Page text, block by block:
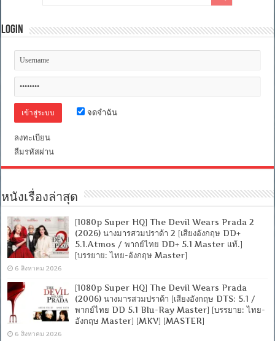
ผี
อังกฤษ
/
[MKV]
Login
จดจำฉัน
ลงทะเบียน
ลืมรหัสผ่าน
หนังเรื่องล่าสุด
[1080p Super HQ] The Devil Wears Prada 2
(2026) นางมารสวมปราด้า 2 [เสียงอังกฤษ DD+
5.1.Atmos / พากย์ไทย DD+ 5.1 Master แท้.]
[บรรยาย: ไทย-อังกฤษ Master]
6 สิงหาคม 2026
[1080p Super HQ] The Devil Wears Prada
(2006) นางมารสวมปราด้า [เสียงอังกฤษ DTS: 5.1 /
พากย์ไทย DD 5.1 Blu-Ray Master] [บรรยาย: ไทย-
อังกฤษ Master] [MKV] [MASTER]
6 สิงหาคม 2026